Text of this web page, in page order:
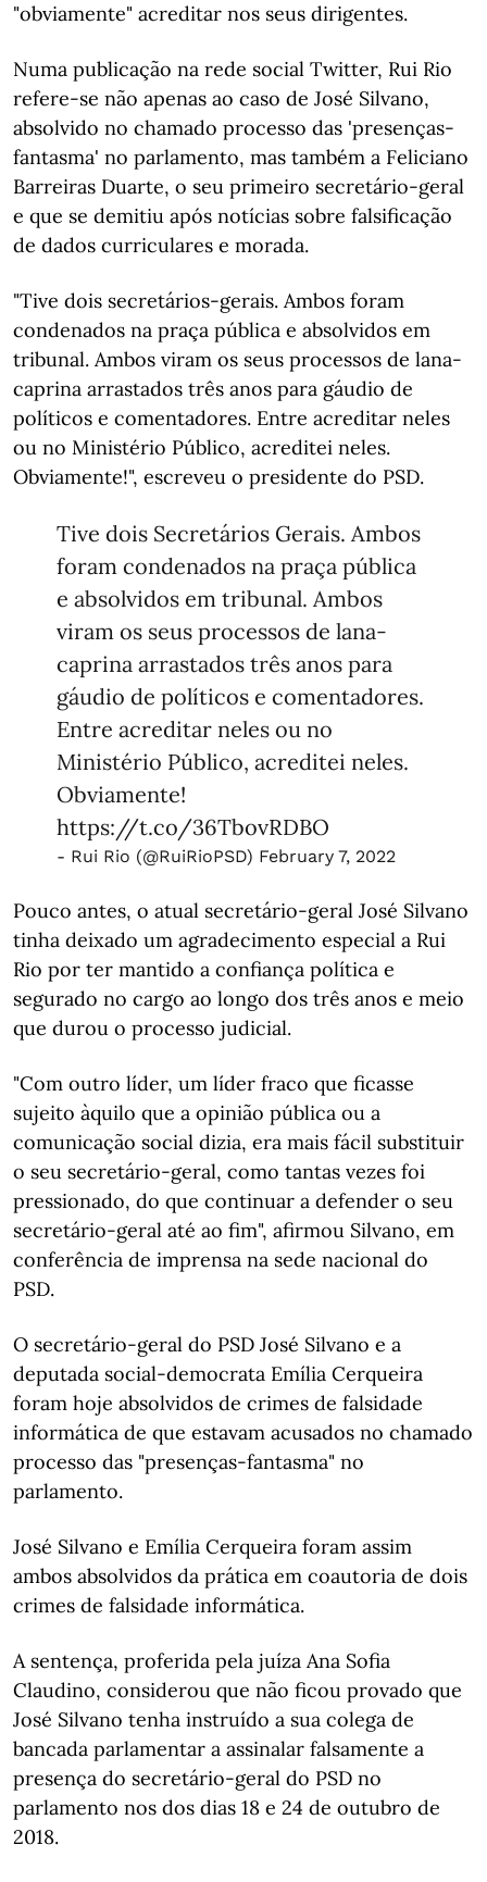
"obviamente" acreditar nos seus dirigentes.
Numa publicação na rede social Twitter, Rui Rio
refere-se não apenas ao caso de José Silvano,
absolvido no chamado processo das 'presenças-
fantasma' no parlamento, mas também a Feliciano
Barreiras Duarte, o seu primeiro secretário-geral
e que se demitiu após notícias sobre falsificação
de dados curriculares e morada.
"Tive dois secretários-gerais. Ambos foram
condenados na praça pública e absolvidos em
tribunal. Ambos viram os seus processos de lana-
caprina arrastados três anos para gáudio de
políticos e comentadores. Entre acreditar neles
ou no Ministério Público, acreditei neles.
Obviamente!", escreveu o presidente do PSD.
Tive dois Secretários Gerais. Ambos
foram condenados na praça pública
e absolvidos em tribunal. Ambos
viram os seus processos de lana-
caprina arrastados três anos para
gáudio de políticos e comentadores.
Entre acreditar neles ou no
Ministério Público, acreditei neles.
Obviamente!
https://t.co/36TbovRDBO
- Rui Rio (@RuiRioPSD) February 7, 2022
Pouco antes, o atual secretário-geral José Silvano
tinha deixado um agradecimento especial a Rui
Rio por ter mantido a confiança política e
segurado no cargo ao longo dos três anos e meio
que durou o processo judicial.
"Com outro líder, um líder fraco que ficasse
sujeito àquilo que a opinião pública ou a
comunicação social dizia, era mais fácil substituir
o seu secretário-geral, como tantas vezes foi
pressionado, do que continuar a defender o seu
secretário-geral até ao fim", afirmou Silvano, em
conferência de imprensa na sede nacional do
PSD.
O secretário-geral do PSD José Silvano e a
deputada social-democrata Emília Cerqueira
foram hoje absolvidos de crimes de falsidade
informática de que estavam acusados no chamado
processo das "presenças-fantasma" no
parlamento.
José Silvano e Emília Cerqueira foram assim
ambos absolvidos da prática em coautoria de dois
crimes de falsidade informática.
A sentença, proferida pela juíza Ana Sofia
Claudino, considerou que não ficou provado que
José Silvano tenha instruído a sua colega de
bancada parlamentar a assinalar falsamente a
presença do secretário-geral do PSD no
parlamento nos dos dias 18 e 24 de outubro de
2018.